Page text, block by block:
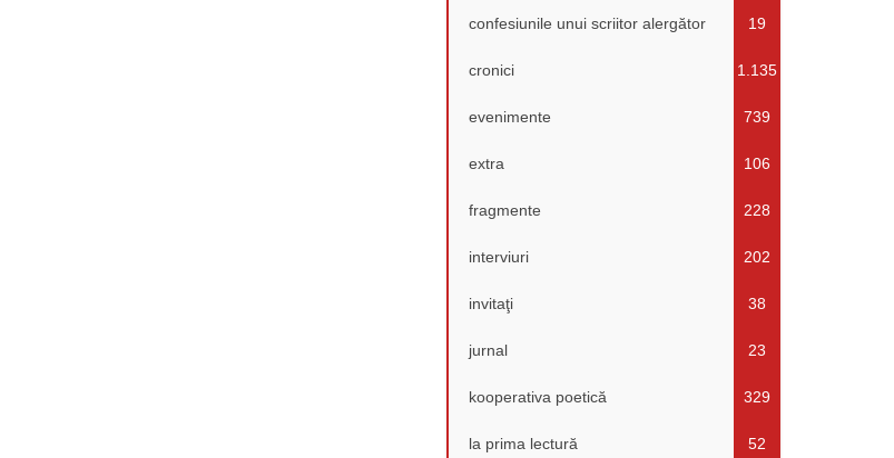
confesiunile unui scriitor alergător 19
cronici 1.135
evenimente 739
extra 106
fragmente 228
interviuri 202
invitaţi 38
jurnal 23
kooperativa poetică 329
la prima lectură 52